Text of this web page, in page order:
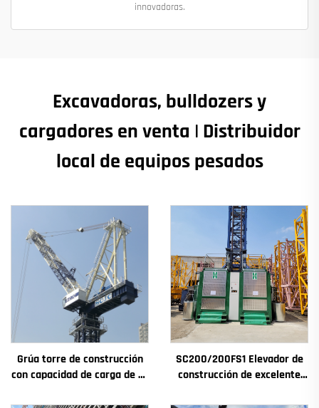
innovadoras.
Excavadoras, bulldozers y
cargadores en venta | Distribuidor
local de equipos pesados
Grúa torre de construcción
con capacidad de carga de 4t
SC200/200FS1 Elevador de
construcción de excelente